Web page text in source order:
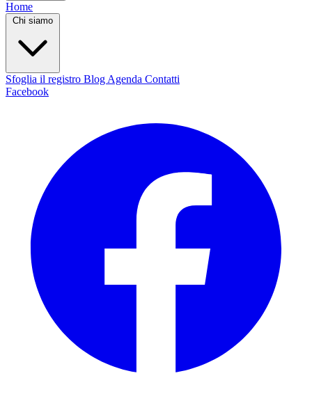
Home
Chi siamo
Sfoglia il registro Blog Agenda Contatti
Facebook